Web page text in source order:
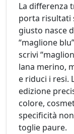
La differenza
porta risultati
giusto nasce
“maglione
scrivi
lana merino,
e riduci i resi.
edizione
colore,
specificità
toglie paure.